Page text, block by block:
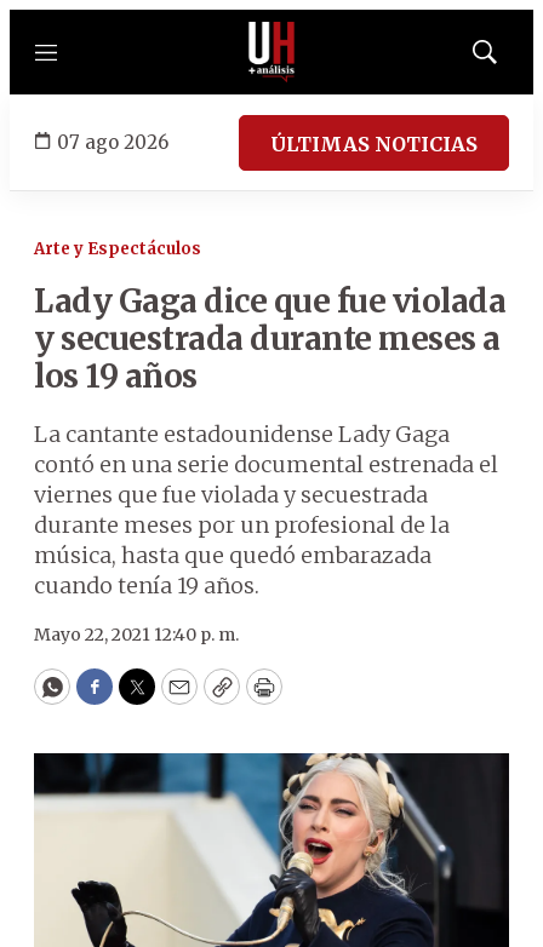
Menú
Mostrar
07 ago 2026 ÚLTIMAS NOTICIAS
Arte y Espectáculos
Lady Gaga dice que fue violada
y secuestrada durante meses a
los 19 años
La cantante estadounidense Lady Gaga
contó en una serie documental estrenada el
viernes que fue violada y secuestrada
durante meses por un profesional de la
música, hasta que quedó embarazada
cuando tenía 19 años.
Mayo 22, 2021 12:40 p. m.
WhatsApp
Facebook
Twitter
EmailCopyPrint